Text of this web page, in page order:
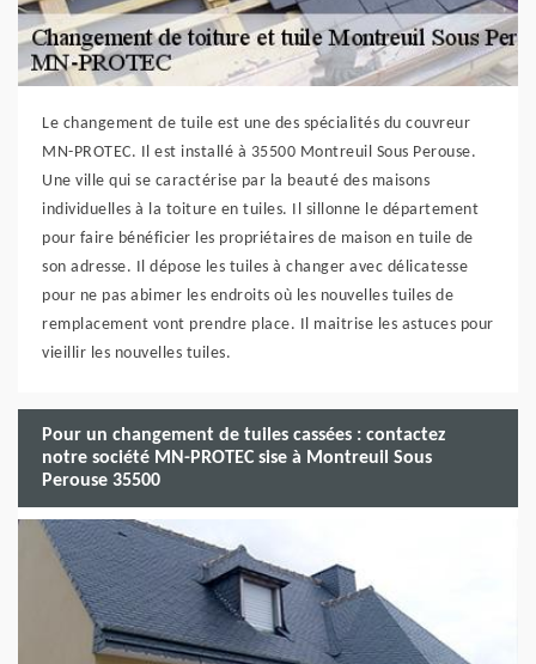
Le changement de tuile est une des spécialités du couvreur
MN-PROTEC. Il est installé à 35500 Montreuil Sous Perouse.
Une ville qui se caractérise par la beauté des maisons
individuelles à la toiture en tuiles. Il sillonne le département
pour faire bénéficier les propriétaires de maison en tuile de
son adresse. Il dépose les tuiles à changer avec délicatesse
pour ne pas abimer les endroits où les nouvelles tuiles de
remplacement vont prendre place. Il maitrise les astuces pour
vieillir les nouvelles tuiles.
Pour un changement de tuiles cassées : contactez
notre société MN-PROTEC sise à Montreuil Sous
Perouse 35500